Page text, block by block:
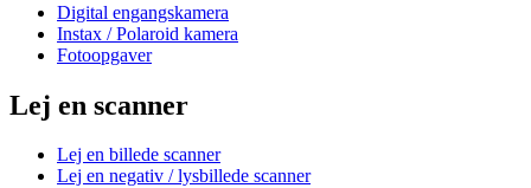
Digital engangskamera
Instax / Polaroid kamera
Fotoopgaver
Lej en scanner
Lej en billede scanner
Lej en negativ / lysbillede scanner